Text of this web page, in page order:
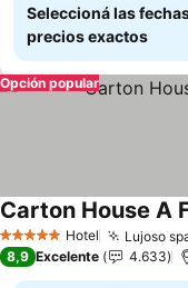
Seleccioná las
precios exactos
Opción popular
5 Estrellas Hotel Lujoso
Carton House A
8,9 Excelente 4.633